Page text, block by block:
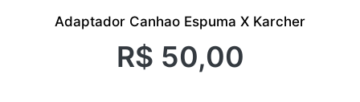
Adaptador Canhao Espuma X Karcher
R$ 50,00